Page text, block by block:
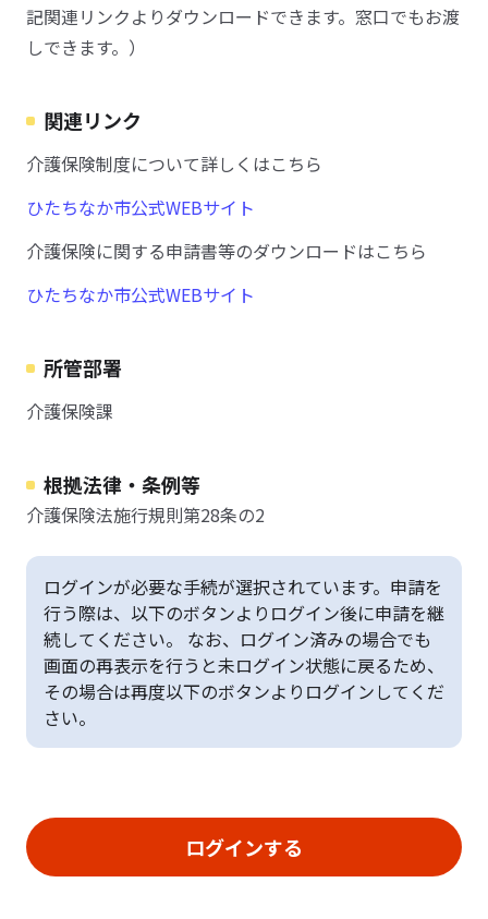
記関連リンクよりダウンロードできます。窓口でもお渡
しできます。）
関連リンク
介護保険制度について詳しくはこちら
ひたちなか市公式WEBサイト
介護保険に関する申請書等のダウンロードはこちら
ひたちなか市公式WEBサイト
所管部署
介護保険課
根拠法律・条例等
介護保険法施行規則第28条の2
ログインが必要な手続が選択されています。申請を
行う際は、以下のボタンよりログイン後に申請を継
続してください。 なお、ログイン済みの場合でも
画面の再表示を行うと未ログイン状態に戻るため、
その場合は再度以下のボタンよりログインしてくだ
さい。